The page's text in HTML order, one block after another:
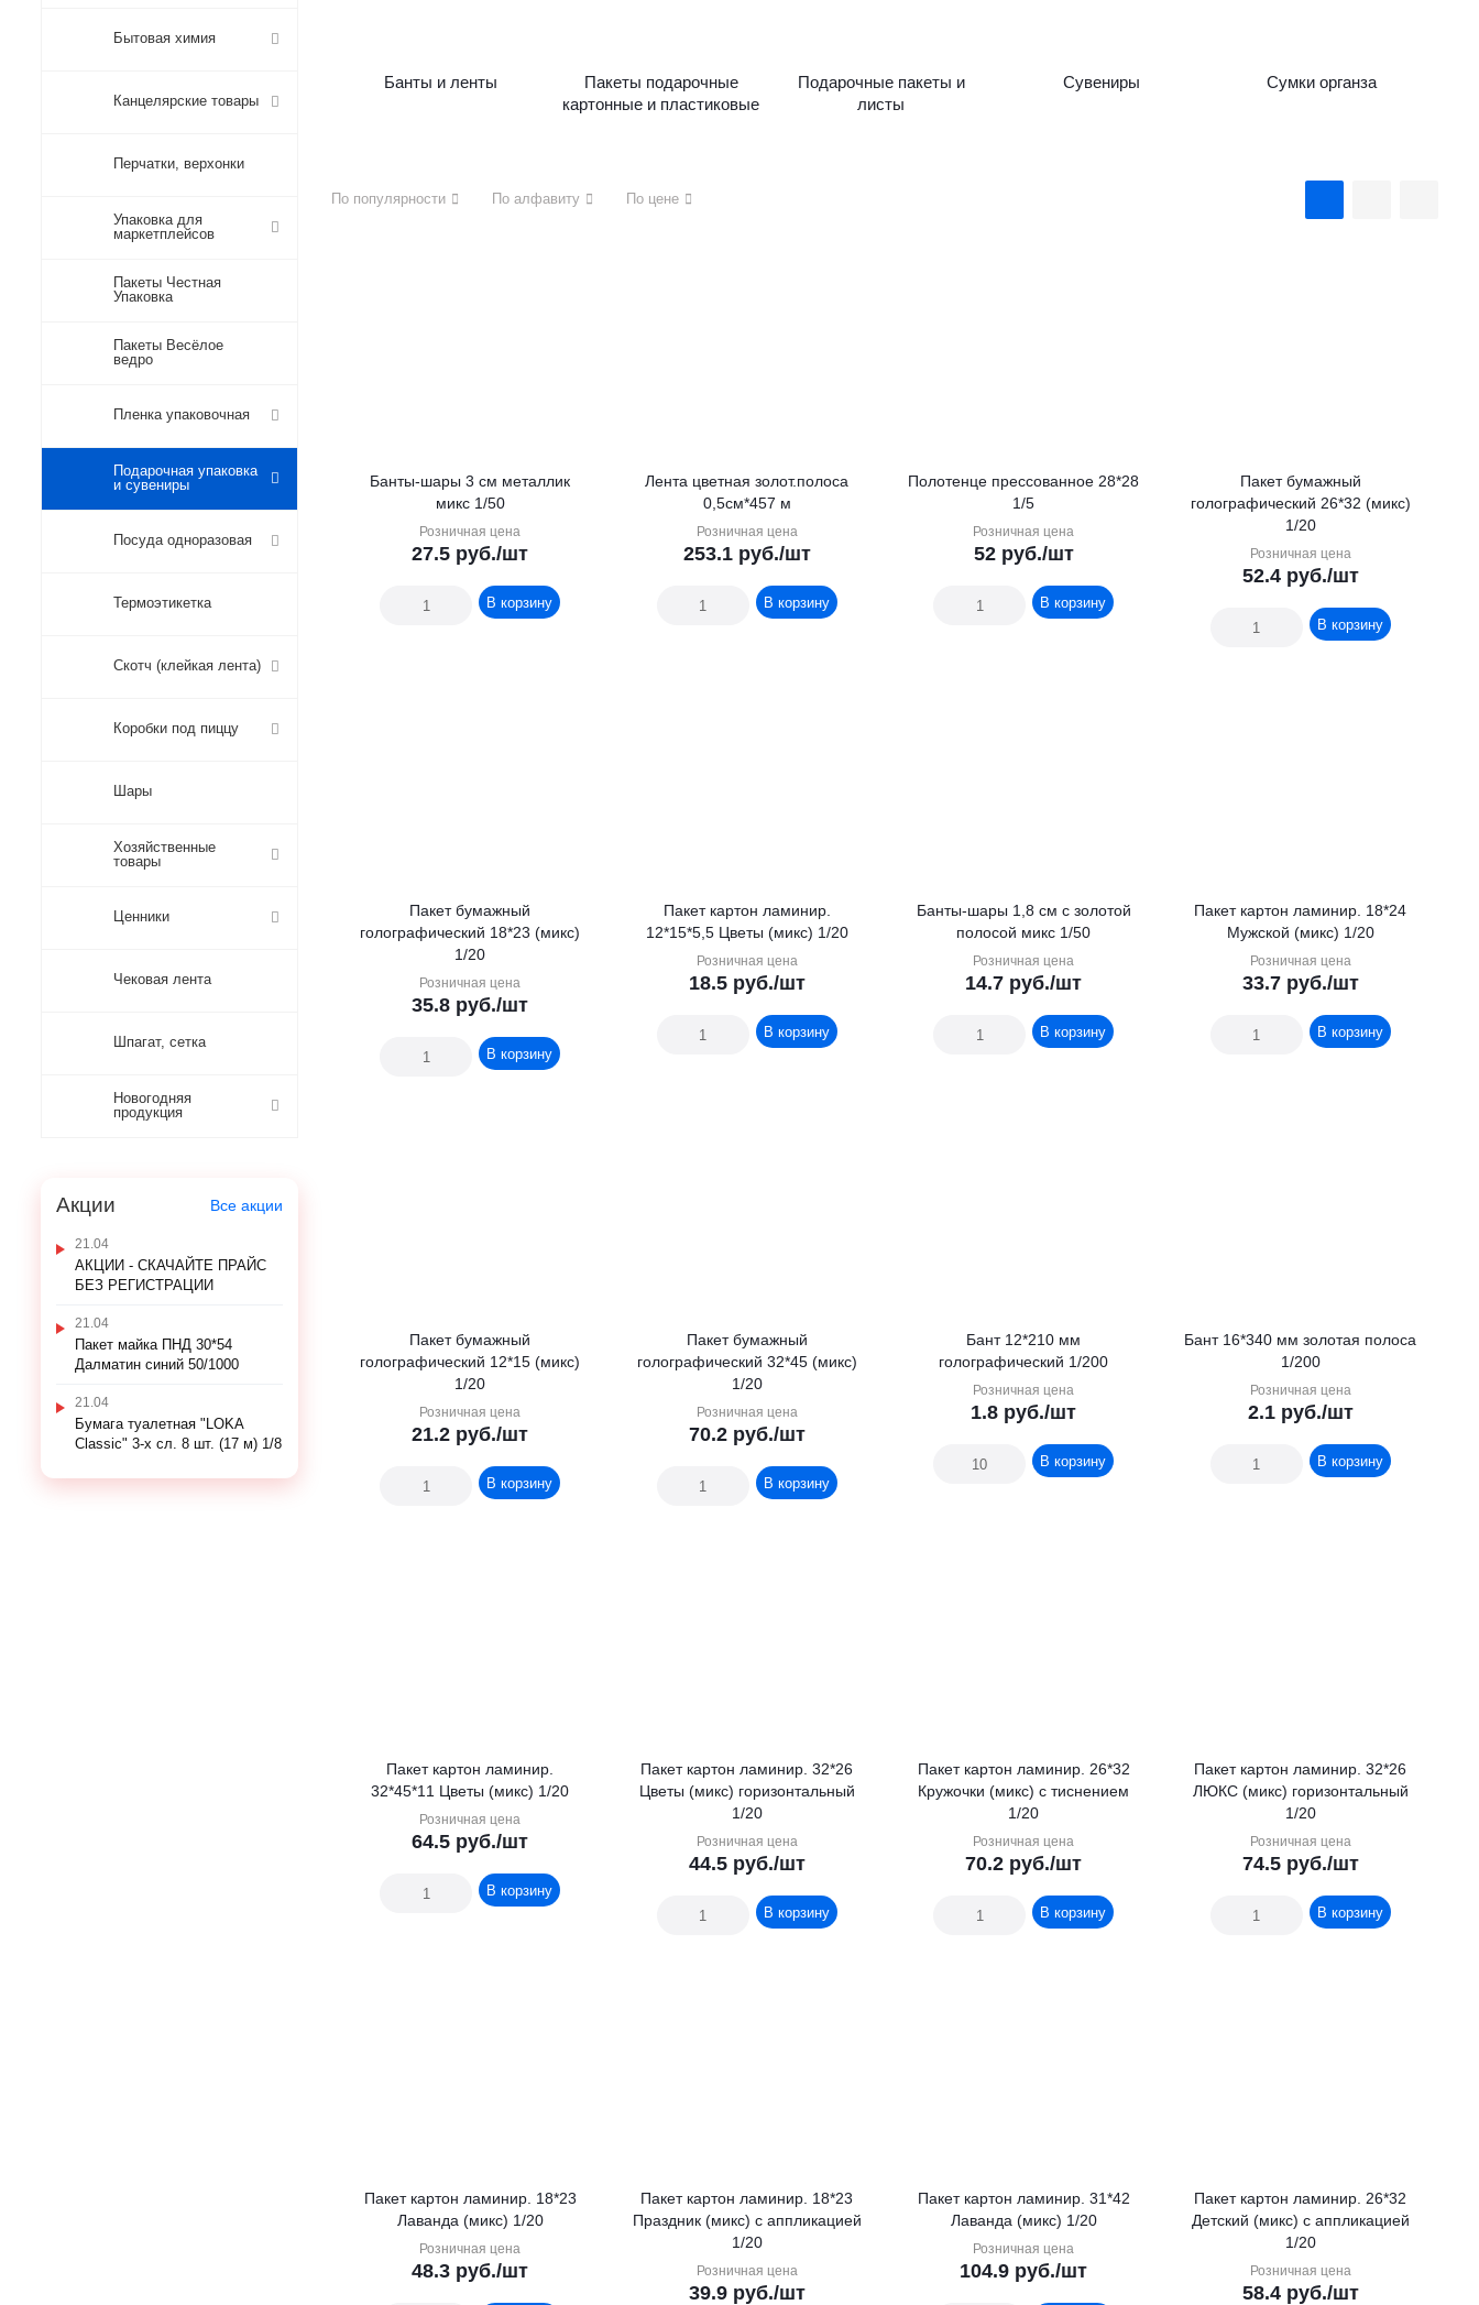
Банты и ленты
Пакеты подарочные
картонные и пластиковые
Подарочные пакеты и
листы
Сувениры Сумки органза
По популярности По алфавиту По цене
Банты-шары 3 см металлик
микс 1/50
Розничная цена
27.5 руб./шт
В корзину
Лента цветная золот.полоса
0,5см*457 м
Розничная цена
253.1руб./шт
В корзину
Полотенце прессованное 28*28
1/5
Розничная цена
52руб./шт
В корзину
Пакет бумажный
голографический 26*32 (микс)
1/20
Розничная цена
52.4руб./шт
В корзину
Пакет бумажный
голографический 18*23 (микс)
1/20
Розничная цена
35.8 руб./шт
В корзину
Пакет картон ламинир.
12*15*5,5 Цветы (микс) 1/20
Розничная цена
18.5руб./шт
В корзину
Банты-шары 1,8 см с золотой
полосой микс 1/50
Розничная цена
14.7 руб./шт
В корзину
Пакет картон ламинир. 18*24
Мужской (микс) 1/20
Розничная цена
33.7руб./шт
В корзину
Пакет бумажный
голографический 12*15 (микс)
1/20
Розничная цена
21.2 руб./шт
В корзину
Пакет бумажный
голографический 32*45 (микс)
1/20
Розничная цена
70.2руб./шт
В корзину
Бант 12*210 мм
голографический 1/200
Розничная цена
1.8 руб./шт
В корзину
Бант 16*340 мм золотая полоса
1/200
Розничная цена
2.1руб./шт
В корзину
Пакет картон ламинир.
32*45*11 Цветы (микс) 1/20
Розничная цена
64.5 руб./шт
В корзину
Пакет картон ламинир. 32*26
Цветы (микс) горизонтальный
1/20
Розничная цена
44.5руб./шт
В корзину
Пакет картон ламинир. 26*32
Кружочки (микс) с тиснением
1/20
Розничная цена
70.2 руб./шт
В корзину
Пакет картон ламинир. 32*26
ЛЮКС (микс) горизонтальный
1/20
Розничная цена
74.5руб./шт
В корзину
Пакет картон ламинир. 18*23
Лаванда (микс) 1/20
Розничная цена
48.3 руб./шт
Пакет картон ламинир. 18*23
Праздник (микс) с аппликацией
1/20
Розничная цена
39.9руб./шт
Пакет картон ламинир. 31*42
Лаванда (микс) 1/20
Розничная цена
104.9 руб./шт
Пакет картон ламинир. 26*32
Детский (микс) с аппликацией
1/20
Розничная цена
58.4руб./шт
Бытовая химия
Канцелярские товары
Перчатки, верхонки
Упаковка для
маркетплейсов
Пакеты Честная
Упаковка
Пакеты Весёлое
ведро
Пленка упаковочная
Подарочная упаковка
и сувениры
Посуда одноразовая
Термоэтикетка
Скотч (клейкая лента)
Коробки под пиццу
Шары
Хозяйственные
товары
Ценники
Чековая лента
Шпагат, сетка
Новогодняя
продукция
Акции Все акции
21.04
АКЦИИ - СКАЧАЙТЕ ПРАЙС
БЕЗ РЕГИСТРАЦИИ
21.04
Пакет майка ПНД 30*54
Далматин синий 50/1000
21.04
Бумага туалетная "LOKA
Classic" 3-х сл. 8 шт. (17 м) 1/8